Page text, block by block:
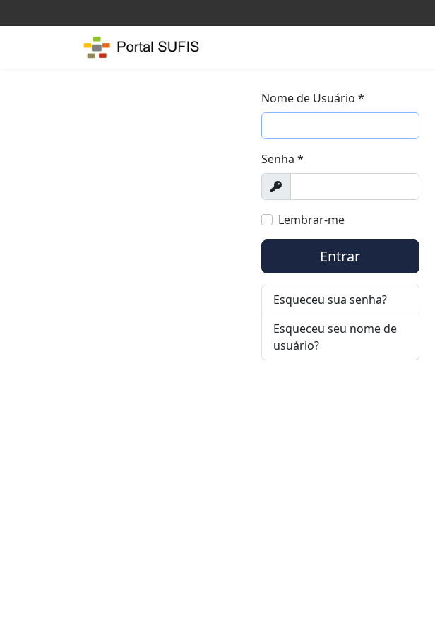
Nome de Usuário *
Senha *
Exibir
Lembrar-me
Entrar
Esqueceu sua senha?
Esqueceu seu nome de
usuário?